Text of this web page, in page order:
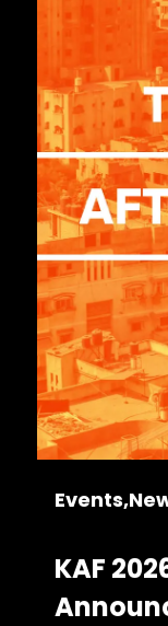
Events
KAF